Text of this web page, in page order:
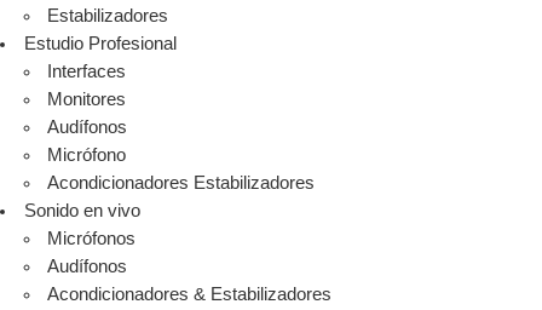
Estabilizadores
Estudio Profesional
Interfaces
Monitores
Audífonos
Micrófono
Acondicionadores Estabilizadores
Sonido en vivo
Micrófonos
Audífonos
Acondicionadores & Estabilizadores